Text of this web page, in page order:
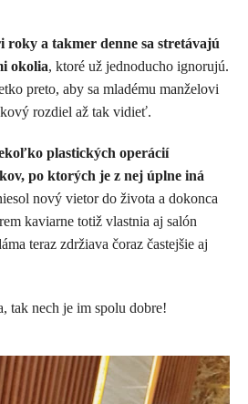
roky a takmer denne sa stretávajú
okolia, ktoré už jednoducho ignorujú.
preto, aby sa mladému manželovi
rozdiel až tak vidieť.
plastických operácií
po ktorých je z nej úplne iná
nový vietor do života a dokonca
kaviarne totiž vlastnia aj salón
teraz zdržiava čoraz častejšie aj
tak nech je im spolu dobre!